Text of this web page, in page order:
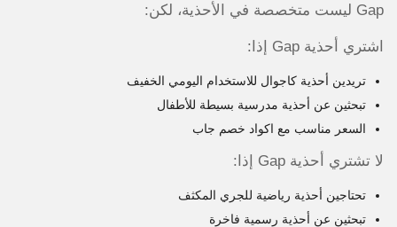
Gap ليست متخصصة في الأحذية، لكن:
اشتري أحذية Gap إذا:
تريدين أحذية كاجوال للاستخدام اليومي الخفيف
تبحثين عن أحذية مدرسية بسيطة للأطفال
السعر مناسب مع اكواد خصم جاب
لا تشتري أحذية Gap إذا:
تحتاجين أحذية رياضية للجري المكثف
تبحثين عن أحذية رسمية فاخرة